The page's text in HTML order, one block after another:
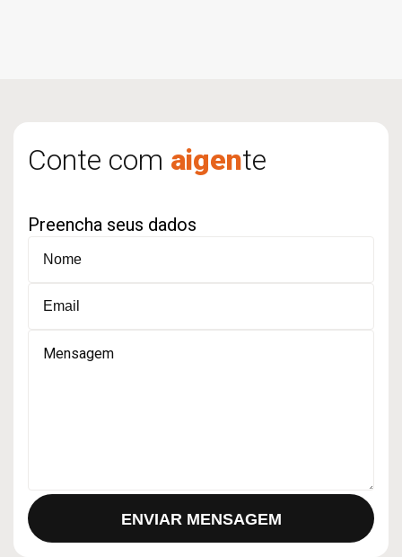
Conte com aigente
Preencha seus dados
Alternative: